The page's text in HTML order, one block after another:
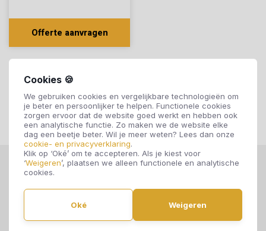
Cookies 🍪
We gebruiken cookies en vergelijkbare technologieën om
je beter en persoonlijker te helpen. Functionele cookies
zorgen ervoor dat de website goed werkt en hebben ook
een analytische functie. Zo maken we de website elke
dag een beetje beter. Wil je meer weten? Lees dan onze
cookie- en privacyverklaring.
Klik op ‘Oké’ om te accepteren. Als je kiest voor
‘Weigeren’, plaatsen we alleen functionele en analytische
cookies.
Oké Weigeren
Offerte aanvragen